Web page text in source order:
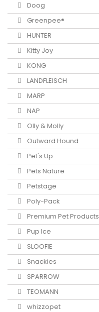
Doog
Greenpee®
HUNTER
Kitty Joy
KONG
LANDFLEISCH
MARP
NAP
Olly & Molly
Outward Hound
Pet's Up
Pets Nature
Petstage
Poly-Pack
Premium Pet Products
Pup Ice
SLOOFIE
Snackies
SPARROW
TEOMANN
whizzopet